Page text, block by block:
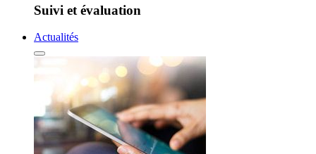
Suivi et évaluation
Actualités